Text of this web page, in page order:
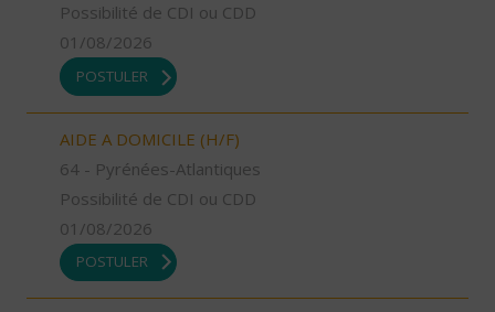
Possibilité de CDI ou CDD
01/08/2026
POSTULER
AIDE A DOMICILE (H/F)
64 - Pyrénées-Atlantiques
Possibilité de CDI ou CDD
01/08/2026
POSTULER